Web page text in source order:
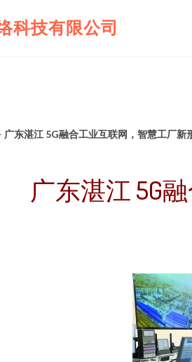
科技有限公司
广东湛江 5G融合工业互联网，智慧工厂新
广东湛江 5G